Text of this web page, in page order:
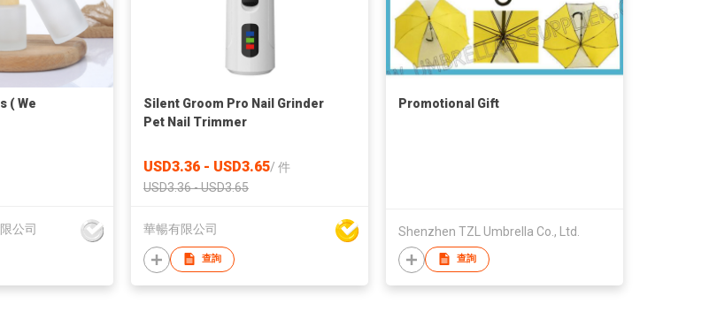
( We
公司
Silent Groom Pro Nail Grinder
Pet Nail Trimmer
USD3.36 - USD3.65/ 件
USD3.36 - USD3.65
華暢有限公司
查詢
Promotional Gift
Shenzhen TZL Umbrella Co., Ltd.
查詢